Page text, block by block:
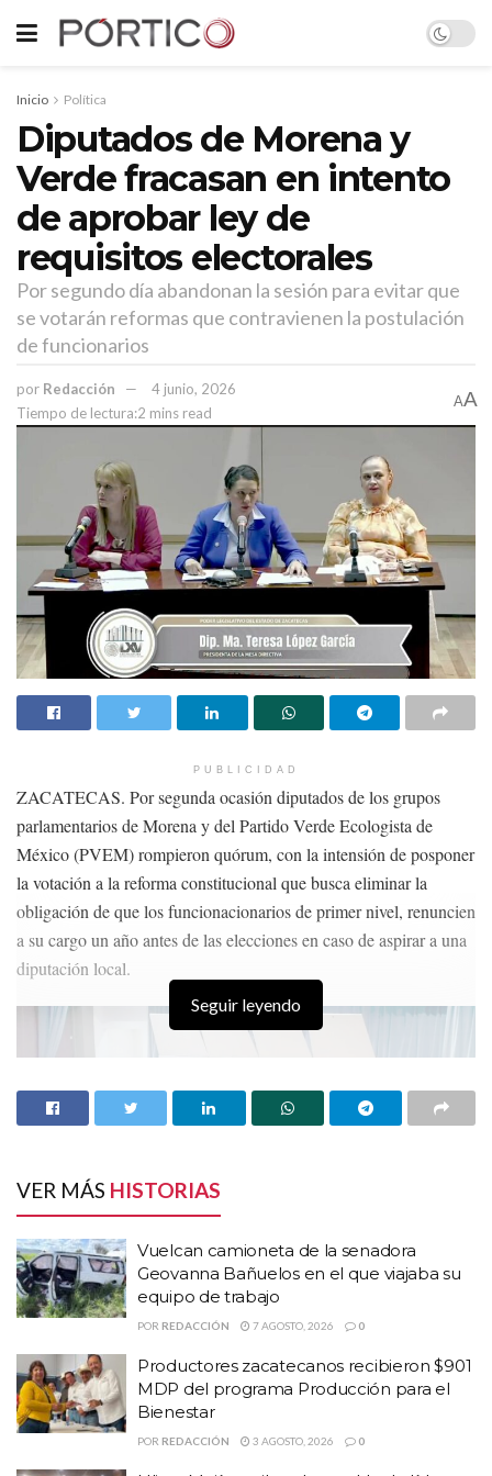
Inicio Política
Diputados de Morena y
Verde fracasan en intento
de aprobar ley de
requisitos electorales
Por segundo día abandonan la sesión para evitar que
se votarán reformas que contravienen la postulación
de funcionarios
por Redacción
4 junio, 2026
Tiempo de lectura:2 mins read
AA
PUBLICIDAD
ZACATECAS. Por segunda ocasión diputados de los grupos
parlamentarios de Morena y del Partido Verde Ecologista de
México (PVEM) rompieron quórum, con la intensión de posponer
la votación a la reforma constitucional que busca eliminar la
obligación de que los funcionacionarios de primer nivel, renuncien
a su cargo un año antes de las elecciones en caso de aspirar a una
diputación local.
RELACIONADAS
Vuelcan camioneta de la senadora Geovanna
Bañuelos en el que viajaba su equipo de trabajo
Productores zacatecanos recibieron $901 MDP
del programa Producción para el Bienestar
Seguir leyendo
VER MÁS HISTORIAS
Vuelcan camioneta de la senadora
Geovanna Bañuelos en el que viajaba su
equipo de trabajo
POR REDACCIÓN 7 AGOSTO, 2026 0
Productores zacatecanos recibieron $901
MDP del programa Producción para el
Bienestar
POR REDACCIÓN 3 AGOSTO, 2026 0